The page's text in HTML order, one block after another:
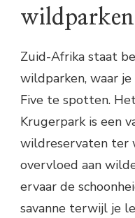
wildparken
Zuid-Afrika staat
wildparken, waar
Five te spotten.
Krugerpark is een
wildreservaten ter
overvloed aan
ervaar de
savanne terwijl je